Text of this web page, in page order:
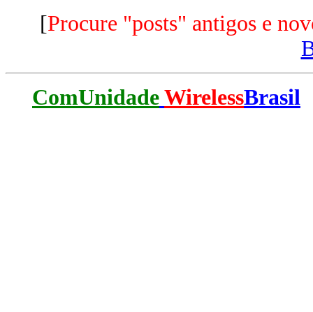
[Procure "posts" antigos e
ComUnidade WirelessBrasil